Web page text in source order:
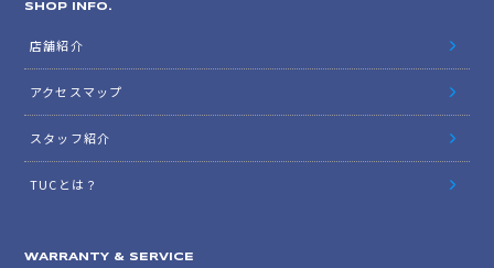
SHOP INFO.
店舗紹介
アクセスマップ
スタッフ紹介
TUCとは？
WARRANTY & SERVICE